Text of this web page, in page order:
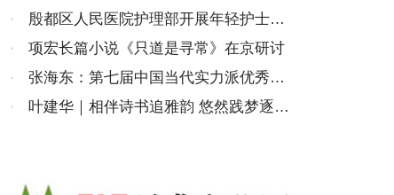
·
殷都区人民医院护理部开展年轻护士长
管理能力提升培训班读书会
·
项宏长篇小说《只道是寻常》在京研讨
·
张海东：第七届中国当代实力派优秀作
家
·
叶建华｜相伴诗书追雅韵 悠然践梦逐安